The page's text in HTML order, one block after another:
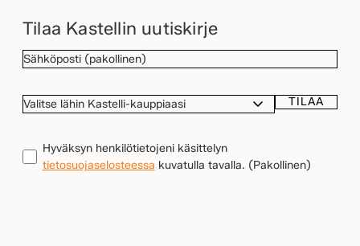
Tilaa Kastellin uutiskirje
SÄHKÖPOSTI(Pakollinen)
VALITSE
KAUPPIAASI
TIETOSUOJA(Pakollinen)
Hyväksyn henkilötietojeni käsittelyn
tietosuojaselosteessa kuvatulla tavalla. (Pakollinen)
TILAA